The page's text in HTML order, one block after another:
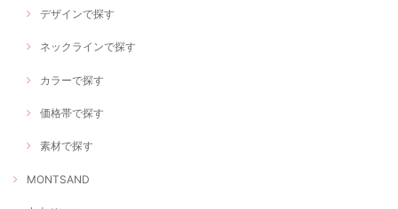
デザインで探す
ネックラインで探す
カラーで探す
価格帯で探す
素材で探す
MONTSAND